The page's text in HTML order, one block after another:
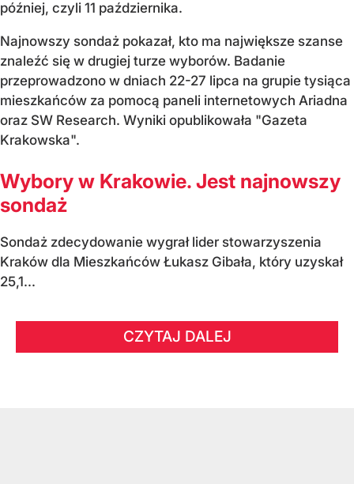
później, czyli 11 października.
Najnowszy sondaż pokazał, kto ma największe szanse
znaleźć się w drugiej turze wyborów. Badanie
przeprowadzono w dniach 22-27 lipca na grupie tysiąca
mieszkańców za pomocą paneli internetowych Ariadna
oraz SW Research. Wyniki opublikowała "Gazeta
Krakowska".
Wybory w Krakowie. Jest najnowszy
sondaż
Sondaż zdecydowanie wygrał lider stowarzyszenia
Kraków dla Mieszkańców Łukasz Gibała, który uzyskał
25,1...
CZYTAJ DALEJ